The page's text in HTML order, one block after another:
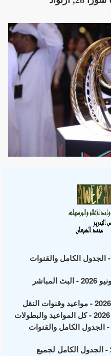
مباريات الغد الجمعة 12 يونيو 2026 - الجدول الكامل والقنوات
مواعيد مباريات اليوم الخميس 11 يونيو 2026 - البث المباشر
مباريات الغد الأربعاء 15 أبريل 2026 - الجدول الكامل والقنوات
مباريات اليوم الثلاثاء 14 أبريل 2026 - الجدول الكامل لجميع